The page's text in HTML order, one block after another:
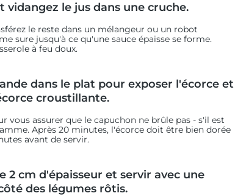
le jus dans une cruche.
le reste dans un mélangeur ou un robot
sure jusqu'à ce qu'une sauce épaisse se forme.
à feu doux.
dans le plat pour exposer l'écorce et
croustillante.
vous assurer que le capuchon ne brûle pas - s'il est
Après 20 minutes, l'écorce doit être bien dorée
avant de servir.
2 cm d'épaisseur et servir avec une
des légumes rôtis.